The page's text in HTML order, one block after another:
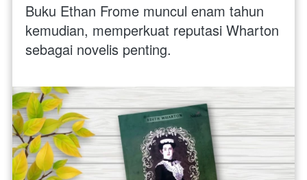
Buku Ethan Frome muncul enam tahun
kemudian, memperkuat reputasi Wharton
sebagai novelis penting.